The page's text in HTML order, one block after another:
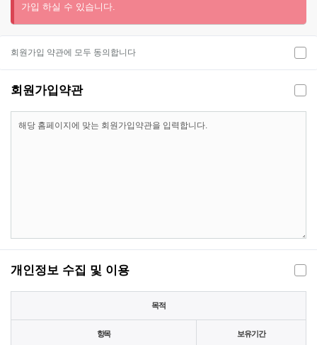
가입 하실 수 있습니다.
회원가입 약관에 모두 동의합니다
회원가입약관
개인정보 수집 및 이용
목적
항목 보유기간